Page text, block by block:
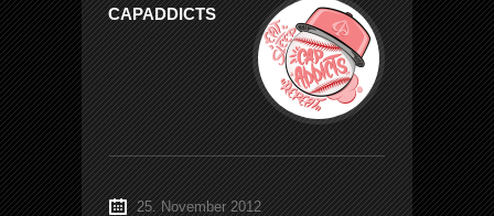
CAPADDICTS
25. November 2012